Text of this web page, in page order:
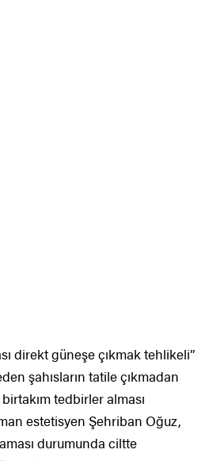
direkt güneşe çıkmak tehlikeli”
şahısların tatile çıkmadan
tedbirler alması
estetisyen Şehriban Oğuz,
durumunda ciltte